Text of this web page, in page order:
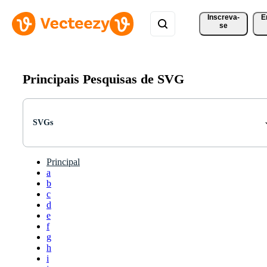
Inscreva-
se
Principais Pesquisas de SVG
SVGs
Principal
a
b
c
d
e
f
g
h
i